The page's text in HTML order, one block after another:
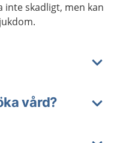
skadligt, men kan
vård?